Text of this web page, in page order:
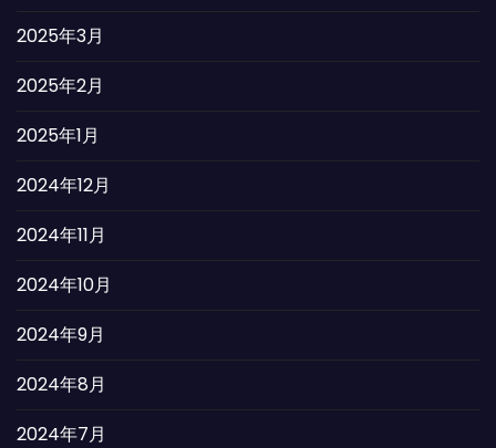
2025年3月
2025年2月
2025年1月
2024年12月
2024年11月
2024年10月
2024年9月
2024年8月
2024年7月